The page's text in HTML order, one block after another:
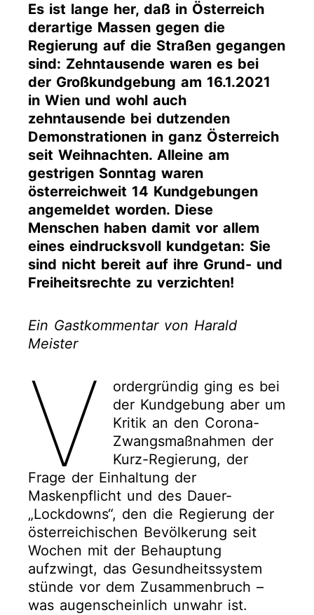
Es ist lange her, daß in Österreich
derartige Massen gegen die
Regierung auf die Straßen gegangen
sind: Zehntausende waren es bei
der Großkundgebung am 16.1.2021
in Wien und wohl auch
zehntausende bei dutzenden
Demonstrationen in ganz Österreich
seit Weihnachten. Alleine am
gestrigen Sonntag waren
österreichweit 14 Kundgebungen
angemeldet worden. Diese
Menschen haben damit vor allem
eines eindrucksvoll kundgetan: Sie
sind nicht bereit auf ihre Grund- und
Freiheitsrechte zu verzichten!
Ein Gastkommentar von Harald
Meister
V
ordergründig ging es bei
der Kundgebung aber um
Kritik an den Corona-
Zwangsmaßnahmen der
Kurz-Regierung, der
Frage der Einhaltung der
Maskenpflicht und des Dauer-
„Lockdowns“, den die Regierung der
österreichischen Bevölkerung seit
Wochen mit der Behauptung
aufzwingt, das Gesundheitssystem
stünde vor dem Zusammenbruch –
was augenscheinlich unwahr ist.